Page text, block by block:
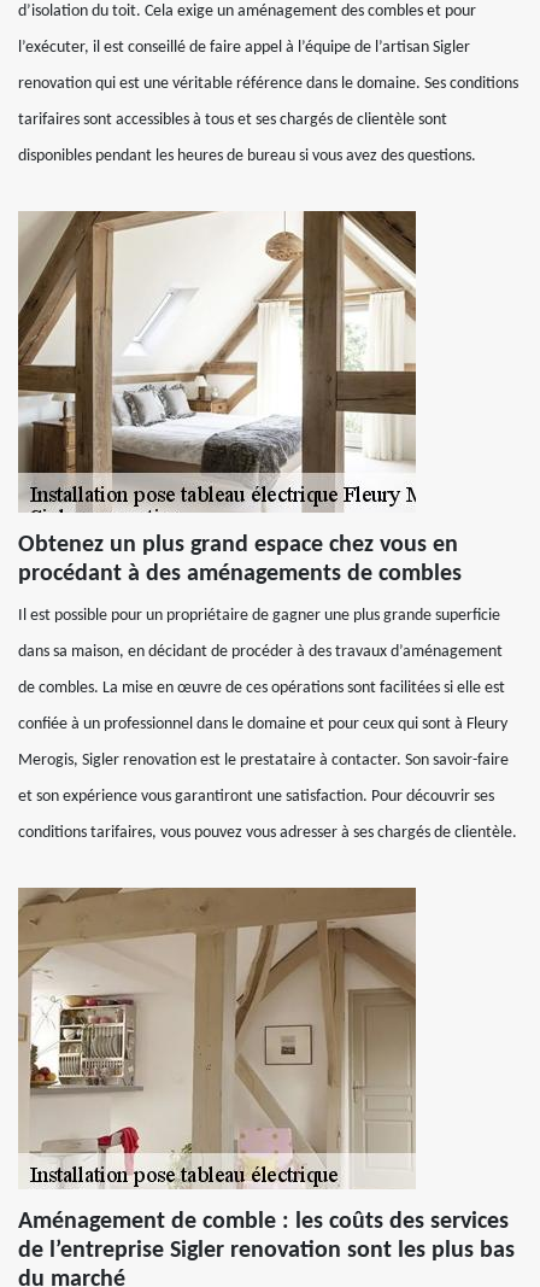
d’isolation du toit. Cela exige un aménagement des combles et pour
l’exécuter, il est conseillé de faire appel à l’équipe de l’artisan Sigler
renovation qui est une véritable référence dans le domaine. Ses conditions
tarifaires sont accessibles à tous et ses chargés de clientèle sont
disponibles pendant les heures de bureau si vous avez des questions.
Obtenez un plus grand espace chez vous en
procédant à des aménagements de combles
Il est possible pour un propriétaire de gagner une plus grande superficie
dans sa maison, en décidant de procéder à des travaux d’aménagement
de combles. La mise en œuvre de ces opérations sont facilitées si elle est
confiée à un professionnel dans le domaine et pour ceux qui sont à Fleury
Merogis, Sigler renovation est le prestataire à contacter. Son savoir-faire
et son expérience vous garantiront une satisfaction. Pour découvrir ses
conditions tarifaires, vous pouvez vous adresser à ses chargés de clientèle.
Aménagement de comble : les coûts des services
de l’entreprise Sigler renovation sont les plus bas
du marché